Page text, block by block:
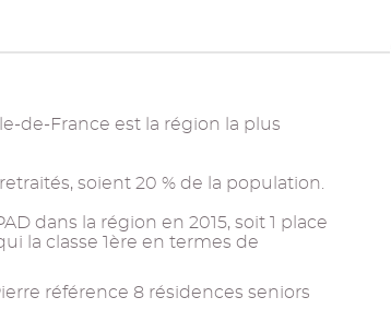
de-France est la région la plus
soient 20 % de la population.
dans la région en 2015, soit 1 place
la classe 1ère en termes de
référence 8 résidences seniors